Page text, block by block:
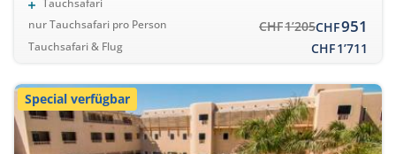
Tauchsafari
nur Tauchsafari pro Person
CHF951
CHF1’205
Tauchsafari & Flug CHF1’711
Special verfügbar